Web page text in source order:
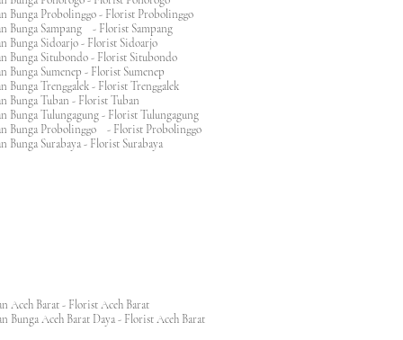
Bunga Probolinggo - Florist Probolinggo
Bunga Sampang - Florist Sampang
Bunga Sidoarjo - Florist Sidoarjo
Bunga Situbondo - Florist Situbondo
Bunga Sumenep - Florist Sumenep
Bunga Trenggalek - Florist Trenggalek
Bunga Tuban - Florist Tuban
Bunga Tulungagung - Florist Tulungagung
Bunga Probolinggo - Florist Probolinggo
Bunga Surabaya - Florist Surabaya
Aceh Barat - Florist Aceh Barat
Bunga Aceh Barat Daya - Florist Aceh Barat